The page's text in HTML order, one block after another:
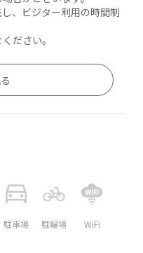
、ビジター利用の時間制
ださい。
駐車場 駐輪場 WiFi